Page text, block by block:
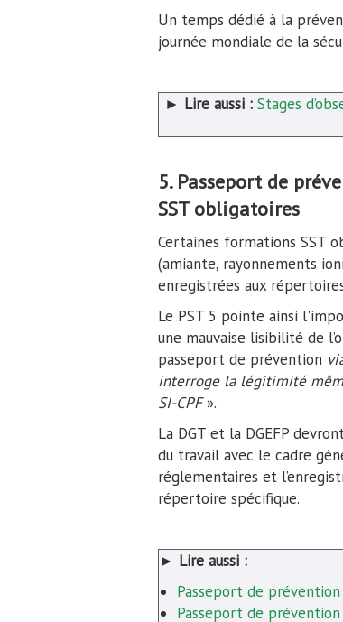
Un temps dédié à la
journée mondiale de la
► Lire aussi : Stages
5. Passeport de
SST obligatoires
Certaines formations SST
(amiante, rayonnements
enregistrées aux
Le PST 5 pointe ainsi
une mauvaise lisibilité de
passeport de prévention
interroge la légitimité
SI-CPF».
La DGT et la DGEFP
du travail avec le cadre
réglementaires et
répertoire spécifique.
► Lire aussi :
Passeport de
Passeport de